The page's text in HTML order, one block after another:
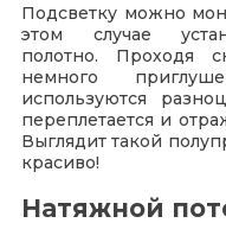
Подсветку можно
этом случае
полотно. Проходя
немного
используются
переплетается и
Выглядит такой
красиво!
Натяжной